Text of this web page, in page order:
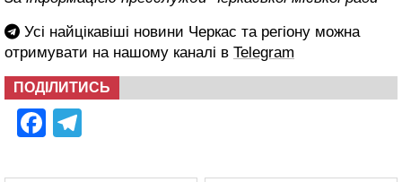
Усі найцікавіші новини Черкас та регіону можна
отримувати на нашому каналі в Telegram
ПОДІЛИТИСЬ
Facebook